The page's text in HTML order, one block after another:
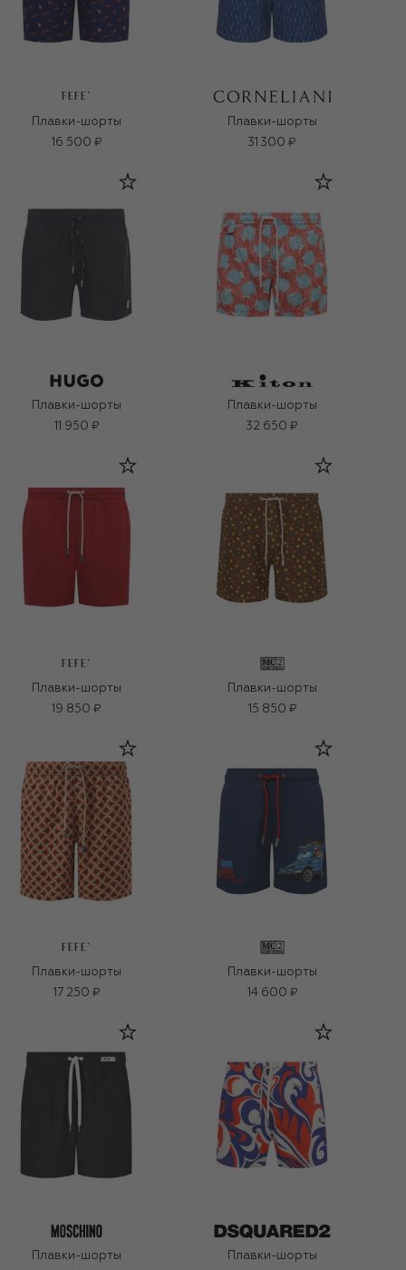
FEFE`
Плавки-шорты
16 500 ₽
Плавки-шорты
31 300 ₽
Плавки-шорты
11 950 ₽
Плавки-шорты
32 650 ₽
FEFE`
Плавки-шорты
19 850 ₽
Плавки-шорты
15 850 ₽
FEFE`
Плавки-шорты
17 250 ₽
Плавки-шорты
14 600 ₽
Плавки-шорты
Плавки-шорты